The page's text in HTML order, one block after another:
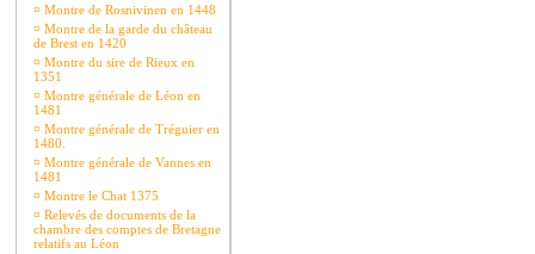
¤ Montre de Rosnivinen en 1448
¤ Montre de la garde du château
de Brest en 1420
¤ Montre du sire de Rieux en
1351
¤ Montre générale de Léon en
1481
¤ Montre générale de Tréguier en
1480.
¤ Montre générale de Vannes en
1481
¤ Montre le Chat 1375
¤ Relevés de documents de la
chambre des comptes de Bretagne
relatifs au Léon